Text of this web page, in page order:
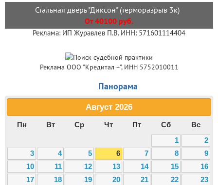
Стальная дверь "Диксон" (терморазрыв 3к)
От 40100 руб.
Реклама: ИП Журавлев П.В. ИНН: 571601114404
Реклама ООО "Кредитал +", ИНН 5752010011
Панорама
Август 2026
Пн Вт Ср Чт Пт Сб
Вс
1
2
3
4 5 6 7 8
9
10
11 12 13 14 15
16
17
18 19 20 21 22
23